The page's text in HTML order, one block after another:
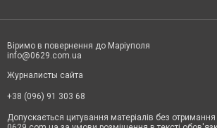
Віримо в повернення до Маріуполя
info@0629.com.ua
Журналисты сайта
+38 (096) 91 303 68
Допускається цитування матеріалів без